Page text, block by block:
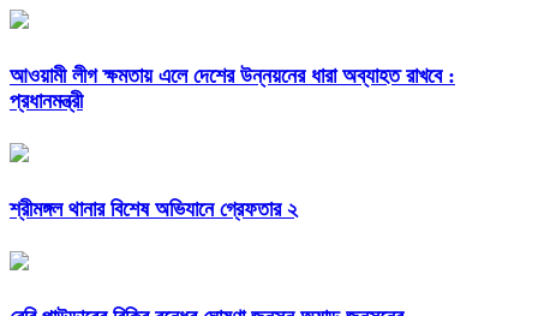
আওয়ামী লীগ ক্ষমতায় এলে দেশের উন্নয়নের ধারা অব্যাহত রাখবে :
প্রধানমন্ত্রী
শ্রীমঙ্গল থানার বিশেষ অভিযানে গ্রেফতার ২